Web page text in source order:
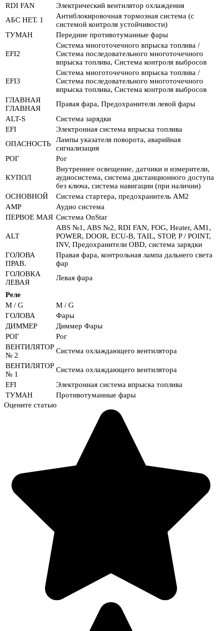
RDI FAN
Электрический вентилятор охлаждения
АБС НЕТ. 1
Антиблокировочная тормозная система (с
системой контроля устойчивости)
ТУМАН
Передние противотуманные фары
EFI2
Система многоточечного впрыска топлива /
Система последовательного многоточечного
впрыска топлива, Система контроля выбросов
EFI3
Система многоточечного впрыска топлива /
Система последовательного многоточечного
впрыска топлива, Система контроля выбросов
ГЛАВНАЯ
ГЛАВНАЯ
Правая фара, Предохранители левой фары
ALT-S
Система зарядки
EFI
Электронная система впрыска топлива
ОПАСНОСТЬ
Лампы указателя поворота, аварийная
сигнализация
РОГ
Рог
КУПОЛ
Внутреннее освещение, датчики и измерители,
аудиосистема, система дистанционного доступа
без ключа, система навигации (при наличии)
ОСНОВНОЙ
Система стартера, предохранитель AM2
AMP
Аудио система
ПЕРВОЕ МАЯ Система OnStar
ALT
ABS №1, ABS №2, RDI FAN, FOG, Heater, AM1,
POWER, DOOR, ECU-B, TAIL, STOP, P / POINT,
INV, Предохранители OBD, система зарядки
ГОЛОВА
ПРАВ.
Правая фара, контрольная лампа дальнего света
фар
ГОЛОВКА
ЛЕВАЯ
Левая фара
Реле
M / G
M / G
ГОЛОВА
Фары
ДИММЕР
Диммер Фары
РОГ
Рог
ВЕНТИЛЯТОР
№ 2
Система охлаждающего вентилятора
ВЕНТИЛЯТОР
№ 1
Система охлаждающего вентилятора
EFI
Электронная система впрыска топлива
ТУМАН
Противотуманные фары
Оцените статью